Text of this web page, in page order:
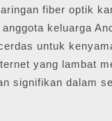
fiber optik
keluarga
untuk
yang lambat
signifikan dalam